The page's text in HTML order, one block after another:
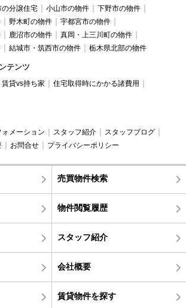
の分譲住宅 小山市の物件
下野市の物件
野木町の物件
宇都宮市の物件
鹿沼市の物件
真岡・上三川町の物件
結城市・筑西市の物件 栃木県北部の物件
テンツ
賃貸vs持ち家
住宅取得時にかかる諸費用
ォメーション スタッフ紹介
スタッフブログ
お問合せ プライバシーポリシー
売買物件検索
物件閲覧履歴
スタッフ紹介
会社概要
賃貸物件を探す